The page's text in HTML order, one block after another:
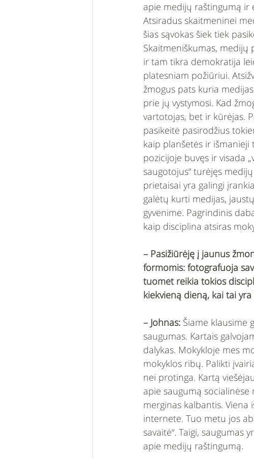
apie medijų raštingumą ir
Atsiradus skaitmeninei
šias sąvokas šiek tiek
Skaitmeniškumas, medijų
ir tam tikra demokratija
platesniam požiūriui.
žmogus pats kuria
prie jų vystymosi. Kad
vartotojas, bet ir kūrėjas.
pasikeitė pasirodžius
kaip planšetės ir išmanieji
pozicijoje buvęs ir visada
saugotojus“ turėjęs
prietaisai yra galingi
galėtų kurti medijas,
gyvenime. Pagrindinis
kaip disciplina atsiras
– Pasižiūrėję į jaunus
formomis: fotografuoja
tuomet reikia tokios
kiekvieną dieną, kai tai
– Johnas: Šiame klausime
saugumas. Kartais
dalykas. Mokykloje mes
mokyklos ribų. Palikti
nei protinga. Kartą
apie saugumą
merginas kalbantis. Viena
internete. Tuo metu jos
savaitė“. Taigi, saugumas
apie medijų raštingumą.